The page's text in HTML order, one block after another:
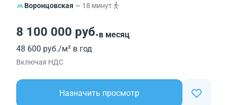
Воронцовская ~ 18 минут
8 100 000 руб.в месяц
48 600 руб./м² в год
Включая НДС
Назначить просмотр